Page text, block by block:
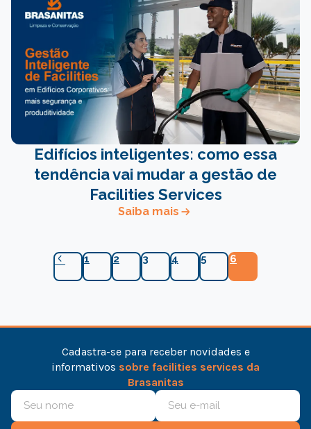
Edifícios inteligentes: como essa
tendência vai mudar a gestão de
Facilities Services
Saiba mais
1 2 3 4 5 6
Cadastra-se para receber novidades e
informativos sobre facilities services da
Brasanitas